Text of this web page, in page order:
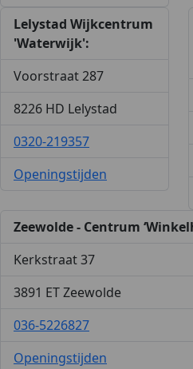
Lelystad Wijkcentrum
'Waterwijk':
Voorstraat 287
8226 HD Lelystad
0320-219357
Openingstijden
Zeewolde - Centrum
Kerkstraat 37
3891 ET Zeewolde
036-5226827
Openingstijden